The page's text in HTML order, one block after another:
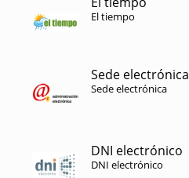
El tiempo
Sede electrónica
Sede electrónica
DNI electrónico
DNI electrónico